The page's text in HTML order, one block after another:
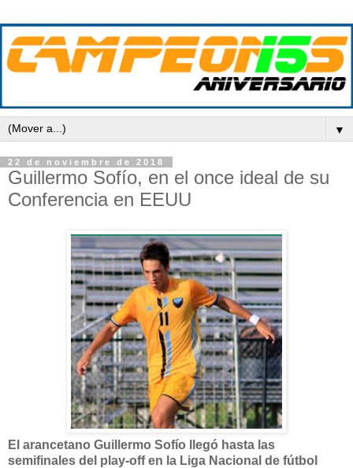
▼
22 de noviembre de 2018
Guillermo Sofío, en el once ideal de su
Conferencia en EEUU
El arancetano Guillermo Sofío llegó hasta las
semifinales del play-off en la Liga Nacional de fútbol